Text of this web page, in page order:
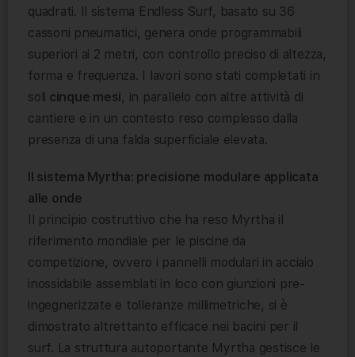
quadrati. Il sistema Endless Surf, basato su 36
cassoni pneumatici, genera onde programmabili
superiori ai 2 metri, con controllo preciso di altezza,
forma e frequenza. I lavori sono stati completati in
soli cinque mesi, in parallelo con altre attività di
cantiere e in un contesto reso complesso dalla
presenza di una falda superficiale elevata.
Il sistema Myrtha: precisione modulare applicata
alle onde
Il principio costruttivo che ha reso Myrtha il
riferimento mondiale per le piscine da
competizione, ovvero i pannelli modulari in acciaio
inossidabile assemblati in loco con giunzioni pre-
ingegnerizzate e tolleranze millimetriche, si è
dimostrato altrettanto efficace nei bacini per il
surf. La struttura autoportante Myrtha gestisce le